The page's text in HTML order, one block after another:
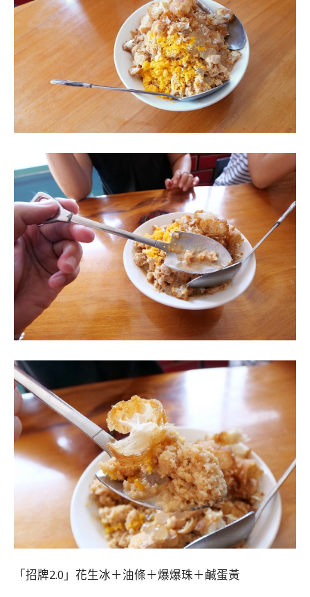
「招牌2.0」花生冰＋油條＋爆爆珠＋鹹蛋黃